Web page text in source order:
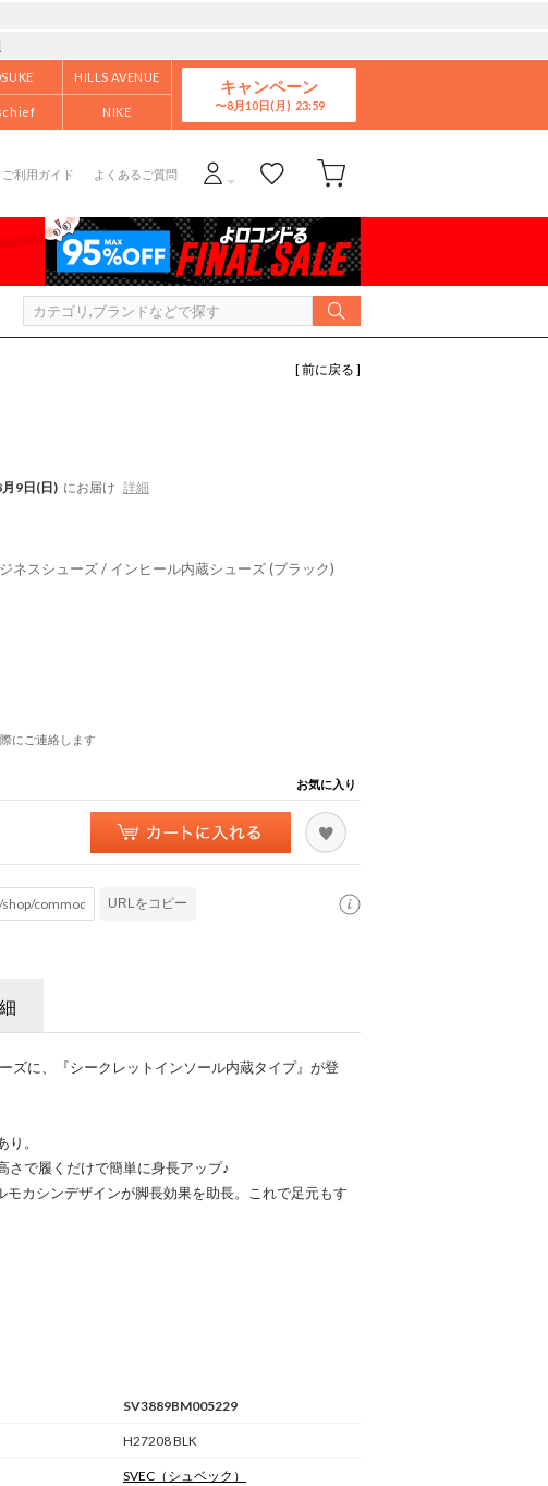
HILLS AVENUE
NIKE
キャンペーン
8月10日(月)
ご利用ガイド よくあるご質問
[ 前に戻る ]
月9日(日) にお届け 詳細
ネスシューズ / インヒール内蔵シューズ (ブラック)
にご連絡します
お気に入り
URLをコピー
ズに、『シークレットインソール内蔵タイプ』が登
。
さで履くだけで簡単に身長アップ♪
カシンデザインが脚長効果を助長。これで足元もす
SV3889BM005229
H27208 BLK
SVEC （シュベック）